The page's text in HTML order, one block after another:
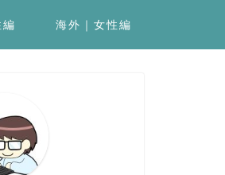
海外｜女性編